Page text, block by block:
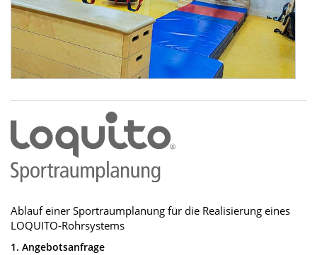
Ablauf einer Sportraumplanung für die Realisierung eines
LOQUITO-Rohrsystems
1. Angebotsanfrage